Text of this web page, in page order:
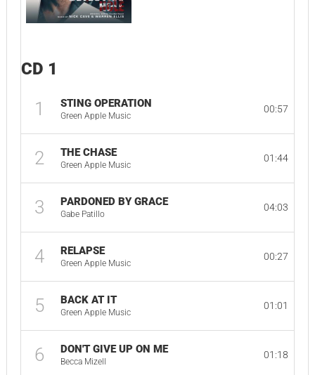
CD 1
1 STING OPERATION
Green Apple Music
00:57
2 THE CHASE
Green Apple Music
01:44
3 PARDONED BY GRACE
Gabe Patillo
04:03
4 RELAPSE
Green Apple Music
00:27
5 BACK AT IT
Green Apple Music
01:01
6 DON'T GIVE UP ON ME
Becca Mizell
01:18